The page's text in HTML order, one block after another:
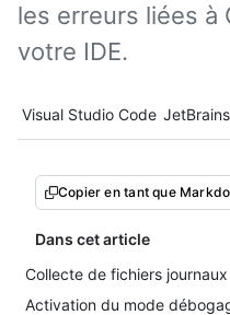
les erreurs liées à
votre IDE.
Tool navigation
Visual Studio Code
Copier en tant que
Dans cet article
Collecte de fichiers journaux
Activation du mode